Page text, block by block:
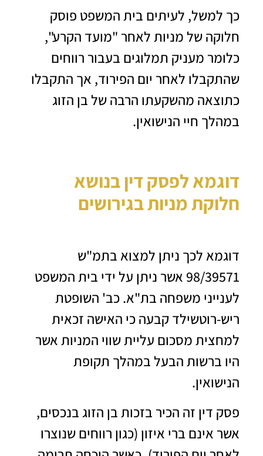
כך למשל, לעיתים בית המשפט פוסק
חלוקה של מניות לאחר "מועד הקרע",
כלומר מעניק תמלוגים בעבור רווחים
שהתקבלו לאחר יום הפירוד, אך התקבלו
כתוצאה מהשקעתו הרבה של בן הזוג
במהלך חיי הנישואין.
דוגמא לפסק דין בנושא
חלוקת מניות בגירושים
דוגמא לכך ניתן למצוא בתמ"ש
98/39571 אשר ניתן על ידי בית המשפט
לענייני משפחה בת"א. כב' השופטת
ריש-רוטשילד קבעה כי האישה זכאית
למחצית מסכום עליית שווי המניות אשר
היו ברשות הבעל במהלך תקופת
הנישואין.
פסק דין זה הכיר בזכות בן הזוג בנכסים,
אשר אינם ברי איזון (כגון רווחים שנוצרו